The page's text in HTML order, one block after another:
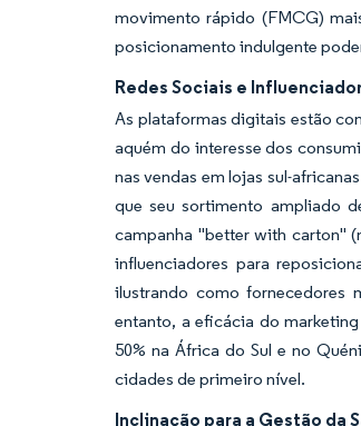
movimento rápido (FMCG)
posicionamento indulgente
Redes Sociais e
As plataformas digitais estão
aquém do interesse dos
nas vendas em lojas sul-
que seu sortimento ampliado
campanha "better with carton"
influenciadores para
ilustrando como fornecedores
entanto, a eficácia do
50% na África do Sul e no
cidades de primeiro nível.
Inclinação para a Gestão da